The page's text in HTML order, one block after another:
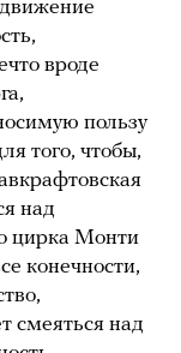
вроде
пользу
того, чтобы,
над
цирка Монти
конечности,
смеяться над